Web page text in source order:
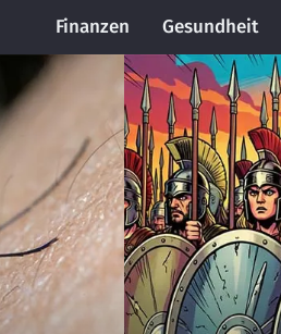
Finanzen Gesundheit